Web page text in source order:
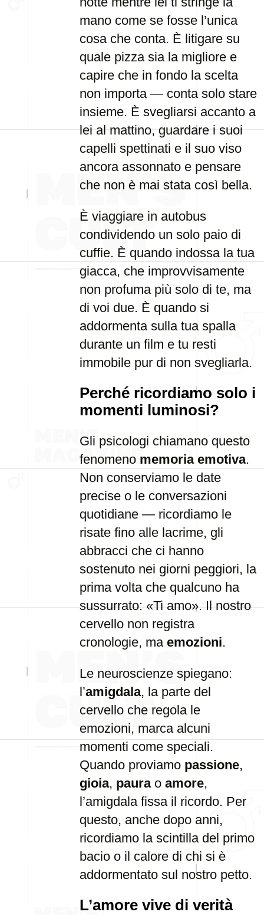
mano come se fosse l’unica
cosa che conta. È litigare su
quale pizza sia la migliore e
capire che in fondo la scelta
non importa — conta solo stare
insieme. È svegliarsi accanto a
lei al mattino, guardare i suoi
capelli spettinati e il suo viso
ancora assonnato e pensare
che non è mai stata così bella.
È viaggiare in autobus
condividendo un solo paio di
cuffie. È quando indossa la tua
giacca, che improvvisamente
non profuma più solo di te, ma
di voi due. È quando si
addormenta sulla tua spalla
durante un film e tu resti
immobile pur di non svegliarla.
Perché ricordiamo solo i
momenti luminosi?
Gli psicologi chiamano questo
fenomeno memoria emotiva.
Non conserviamo le date
precise o le conversazioni
quotidiane — ricordiamo le
risate fino alle lacrime, gli
abbracci che ci hanno
sostenuto nei giorni peggiori, la
prima volta che qualcuno ha
sussurrato: «Ti amo». Il nostro
cervello non registra
cronologie, ma emozioni.
Le neuroscienze spiegano:
l’amigdala, la parte del
cervello che regola le
emozioni, marca alcuni
momenti come speciali.
Quando proviamo passione,
gioia, paurao amore,
l’amigdala fissa il ricordo. Per
questo, anche dopo anni,
ricordiamo la scintilla del primo
bacio o il calore di chi si è
addormentato sul nostro petto.
L’amore vive di verità